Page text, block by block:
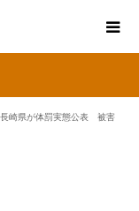
崎県が体罰実態公表 被害